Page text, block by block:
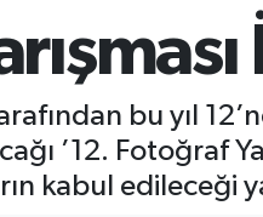
bu yıl
’12. Fotoğraf
kabul edileceği